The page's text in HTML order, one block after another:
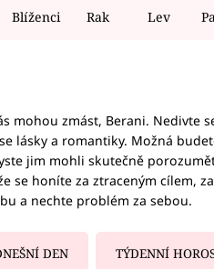
Blíženci Rak Lev
mohou zmást, Berani. Nedivte
lásky a romantiky. Možná
jim mohli skutečně
se honíte za ztraceným cílem,
a nechte problém za sebou.
DEN TÝDENNÍ